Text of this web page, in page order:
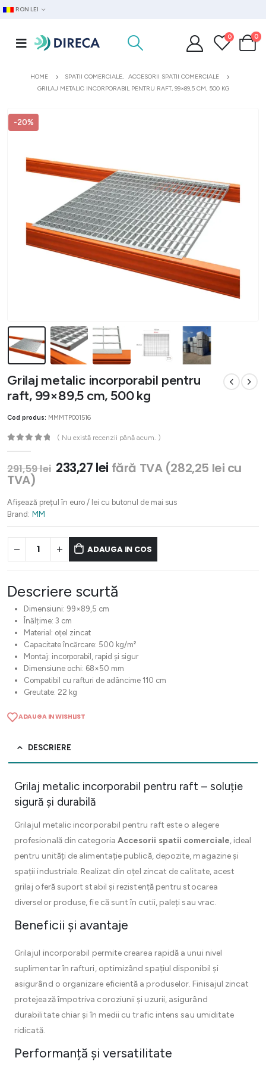
RON LEI
0 0
HOME SPATII COMERCIALE,
ACCESORII SPATII COMERCIALE
GRILAJ METALIC INCORPORABIL PENTRU RAFT, 99×89,5 CM, 500 KG
-20%
Grilaj metalic incorporabil pentru
raft, 99×89,5 cm, 500 kg
Cod produs: MMMTP001516
( Nu există recenzii până acum. )
291,59lei Prețul
inițial
fost:
233,27 lei Prețul
233,27 lei.
fără TVA (282,25 lei cu
TVA)
Afișează prețul în euro / lei cu butonul de mai sus
Brand: MM
ADAUGA IN COS
Descriere scurtă
Dimensiuni: 99×89,5 cm
Înălțime: 3 cm
Material: oțel zincat
Capacitate încărcare: 500 kg/m²
Montaj: incorporabil, rapid și sigur
Dimensiune ochi: 68×50 mm
Compatibil cu rafturi de adâncime 110 cm
Greutate: 22 kg
ADAUGA IN WISHLIST
DESCRIERE
Grilaj metalic incorporabil pentru raft – soluție
sigură și durabilă
Grilajul metalic incorporabil pentru raft este o alegere
profesională din categoria Accesorii spatii comerciale, ideal
pentru unități de alimentație publică, depozite, magazine și
spații industriale. Realizat din oțel zincat de calitate, acest
grilaj oferă suport stabil și rezistență pentru stocarea
diverselor produse, fie că sunt în cutii, paleți sau vrac.
Beneficii și avantaje
Grilajul incorporabil permite crearea rapidă a unui nivel
suplimentar în rafturi, optimizând spațiul disponibil și
asigurând o organizare eficientă a produselor. Finisajul zincat
protejează împotriva coroziunii și uzurii, asigurând
durabilitate chiar și în medii cu trafic intens sau umiditate
ridicată.
Performanță și versatilitate